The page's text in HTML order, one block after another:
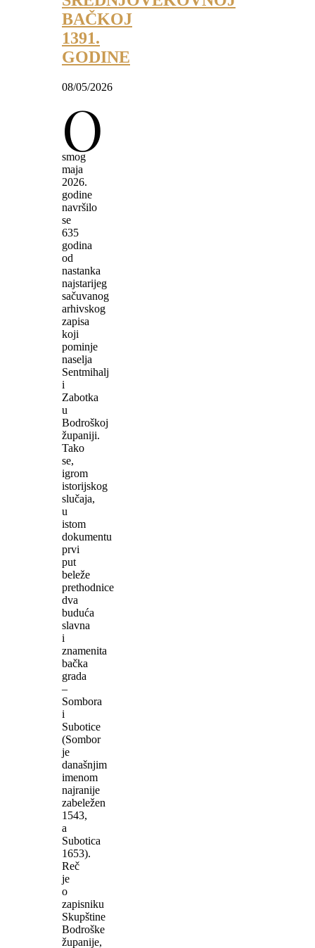
BAČKOJ
1391.
GODINE
08/05/2026
O
smog
maja
2026.
godine
navršilo
se
635
godina
od
nastanka
najstarijeg
sačuvanog
arhivskog
zapisa
koji
pominje
naselja
Sentmihalj
i
Zabotka
u
Bodroškoj
županiji.
Tako
se,
igrom
istorijskog
slučaja,
u
istom
dokumentu
prvi
put
beleže
prethodnice
dva
buduća
slavna
i
znamenita
bačka
grada
–
Sombora
i
Subotice
(Sombor
je
današnjim
imenom
najranije
zabeležen
1543,
a
Subotica
1653).
Reč
je
o
zapisniku
Skupštine
Bodroške
županije,